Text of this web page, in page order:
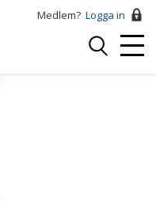
Medlem? Logga in
Logga